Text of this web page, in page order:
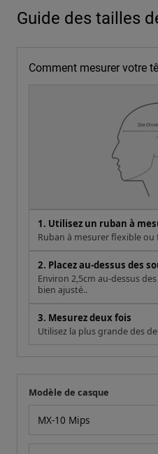
Guide des tailles
Comment mesurer votre
1. Utilisez un ruban à
Ruban à mesurer flexible ou
2. Placez au-dessus des
Environ 2,5cm au-dessus
bien ajusté..
3. Mesurez deux fois
Utilisez la plus grande des
Votre mesure
Modèle de casque